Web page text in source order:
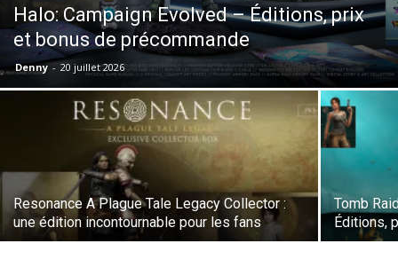
Halo: Campaign Evolved – Éditions, prix
et bonus de précommande
Denny - 20 juillet 2026
Resonance A Plague Tale Legacy Collector :
une édition incontournable pour les fans
Tomb
Éditions,